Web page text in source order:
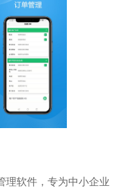
理软件，专为中小企业